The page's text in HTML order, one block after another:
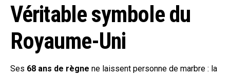
Véritable symbole du
Royaume-Uni
Ses 68 ans de règne ne laissent personne de marbre : la